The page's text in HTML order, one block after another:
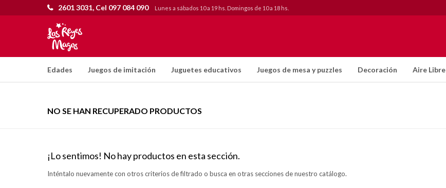
Edades Juegos de imitación Juguetes educativos Juegos de mesa y puzzles Decoración Aire Libre
2601 3031, Cel 097 084 090 Lunes a sábados 10 a 19 hs. Domingos de 10 a 18 hs.
NO SE HAN RECUPERADO PRODUCTOS
¡Lo sentimos! No hay productos en esta sección.
Inténtalo nuevamente con otros criterios de filtrado o busca en otras secciones de nuestro catálogo.